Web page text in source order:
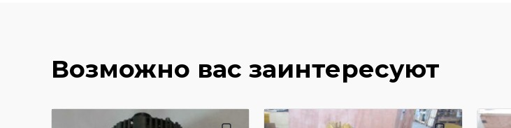
Возможно вас заинтересуют